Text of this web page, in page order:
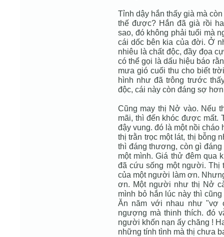
Tỉnh dậy hắn thấy già mà
thế được? Hắn đã già rồi
sao, đó không phải tuổi mà
cái dốc bên kia của đời. Ở
nhiêu là chất độc, đầy đọa
có thể gọi là dấu hiệu báo
mưa gió cuối thu cho biết
hình như đã trông trước
độc, cái này còn đáng sợ
Cũng may thị Nở vào. Nếu
mãi, thì đến khóc được mất.
đậy vung. đó là một nồi cháo
thị trằn trọc một lát, thị bỗng
thì đáng thương, còn gì
một mình. Giá thử đêm qua
đã cứu sống một người. Thị
của một người làm ơn.
ơn. Một người như thị Nở
mình bỏ hắn lúc này thì
Ăn năm với nhau như "vợ
ngượng mà thinh thích. đó
người khốn nạn ấy chăng !
những tính tình mà thị chưa